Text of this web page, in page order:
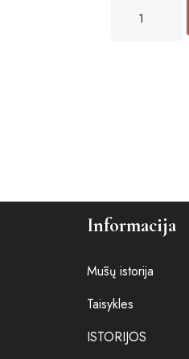
Informacija
Mūsų istorija
Taisykles
ISTORIJOS